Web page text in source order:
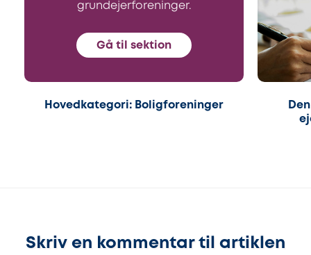
grundejerforeninger.
Gå til sektion
Hovedkategori: Boligforeninger
Skriv en kommentar til artiklen